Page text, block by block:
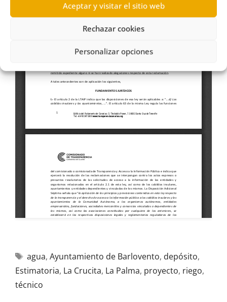
Aceptar y visitar el sitio web
Rechazar cookies
Personalizar opciones
agua, Ayuntamiento de Barlovento, depósito,
Estimatoria, La Crucita, La Palma, proyecto, riego,
técnico